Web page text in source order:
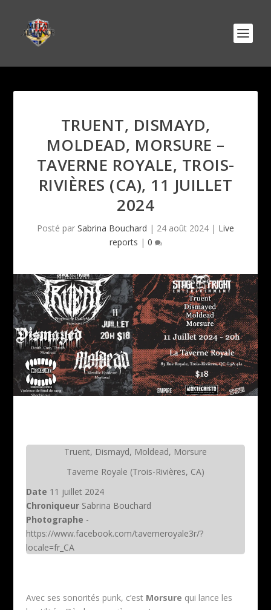
TRUENT, DISMAYD,
MOLDEAD, MORSURE –
TAVERNE ROYALE, TROIS-
RIVIÈRES (CA), 11 JUILLET
2024
Posté par Sabrina Bouchard | 24 août 2024 | Live
reports | 0
Truent, Dismayd, Moldead, Morsure
Taverne Royale (Trois-Rivières, CA)
Date 11 juillet 2024
ChroniqueurSabrina Bouchard
Photographe -
https://www.facebook.com/taverneroyale3r/?
locale=fr_CA
Avec ses sonorités punk, c’est Morsure qui lance les